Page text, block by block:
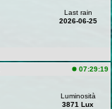
Last rain
2026-06-25
07:29:19
Luminosità
3871 Lux